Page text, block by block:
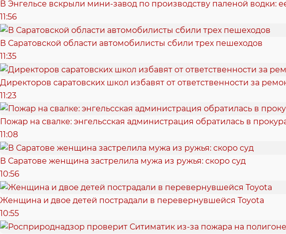
В Энгельсе вскрыли мини-завод по производству паленой водки:
11:56
В Саратовской области автомобилисты сбили трех пешеходов
11:35
Директоров саратовских школ избавят от ответственности за
11:23
Пожар на свалке: энгельсская администрация обратилась в
11:08
В Саратове женщина застрелила мужа из ружья: скоро суд
10:56
Женщина и двое детей пострадали в перевернувшейся Toyota
10:55